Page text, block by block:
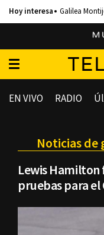
Galilea
EN VIVO RADIO
Noticias de
Lewis Hamilton
pruebas para el